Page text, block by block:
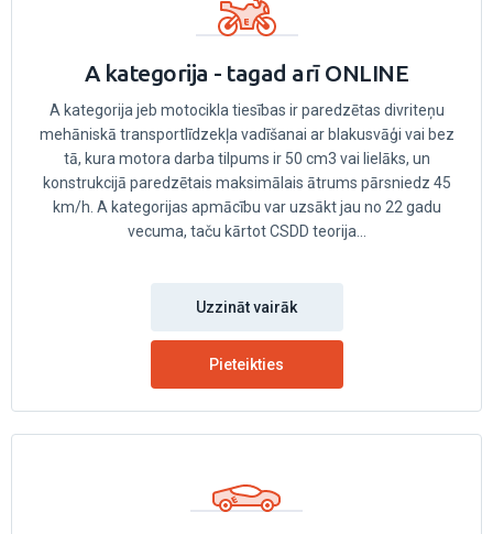
A kategorija - tagad arī ONLINE
A kategorija jeb motocikla tiesības ir paredzētas divriteņu
mehāniskā transportlīdzekļa vadīšanai ar blakusvāģi vai bez
tā, kura motora darba tilpums ir 50 cm3 vai lielāks, un
konstrukcijā paredzētais maksimālais ātrums pārsniedz 45
km/h. A kategorijas apmācību var uzsākt jau no 22 gadu
vecuma, taču kārtot CSDD teorija...
Uzzināt vairāk
Pieteikties